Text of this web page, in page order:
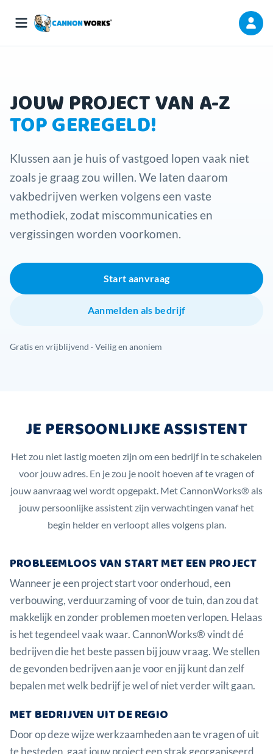
JOUW PROJECT VAN A-Z
TOP GEREGELD!
Klussen aan je huis of vastgoed lopen vaak niet
zoals je graag zou willen. We laten daarom
vakbedrijven werken volgens een vaste
methodiek, zodat miscommunicaties en
vergissingen worden voorkomen.
Start aanvraag
Aanmelden als bedrijf
Gratis en vrijblijvend · Veilig en anoniem
JE PERSOONLIJKE ASSISTENT
Het zou niet lastig moeten zijn om een bedrijf in te schakelen
voor jouw adres. En je zou je nooit hoeven af te vragen of
jouw aanvraag wel wordt opgepakt. Met CannonWorks® als
jouw persoonlijke assistent zijn verwachtingen vanaf het
begin helder en verloopt alles volgens plan.
PROBLEEMLOOS VAN START MET EEN PROJECT
Wanneer je een project start voor onderhoud, een
verbouwing, verduurzaming of voor de tuin, dan zou dat
makkelijk en zonder problemen moeten verlopen. Helaas
is het tegendeel vaak waar. CannonWorks® vindt dé
bedrijven die het beste passen bij jouw vraag. We stellen
de gevonden bedrijven aan je voor en jij kunt dan zelf
bepalen met welk bedrijf je wel of niet verder wilt gaan.
MET BEDRIJVEN UIT DE REGIO
Door op deze wijze werkzaamheden aan te vragen of uit
te besteden, gaat jouw project een strak georganiseerd